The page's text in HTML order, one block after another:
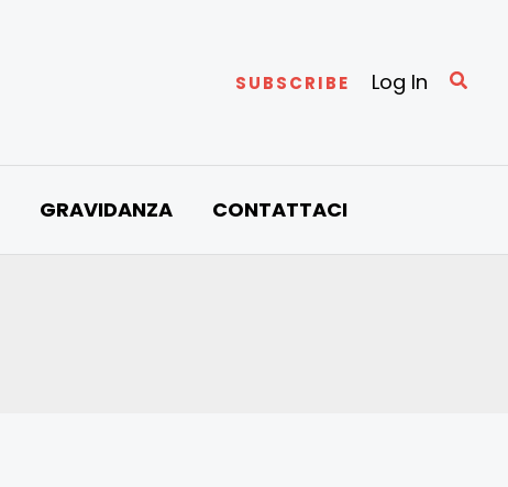
SUBSCRIBE Log In Cerca
GRAVIDANZA CONTATTACI